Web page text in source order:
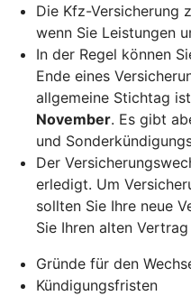
Die Kfz-Versicherung
wenn Sie Leistungen
In der Regel können
Ende eines
allgemeine Stichtag
November. Es gibt
und
Der
erledigt. Um
sollten Sie Ihre neue
Sie Ihren alten
Gründe für den
Kündigungsfristen